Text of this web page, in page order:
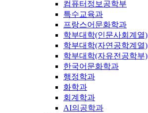
컴퓨터정보공학부
특수교육과
프랑스어문화학과
학부대학(인문사회계열)
학부대학(자연공학계열)
학부대학(자유전공학부)
한국어문화학과
행정학과
화학과
회계학과
AI의공학과